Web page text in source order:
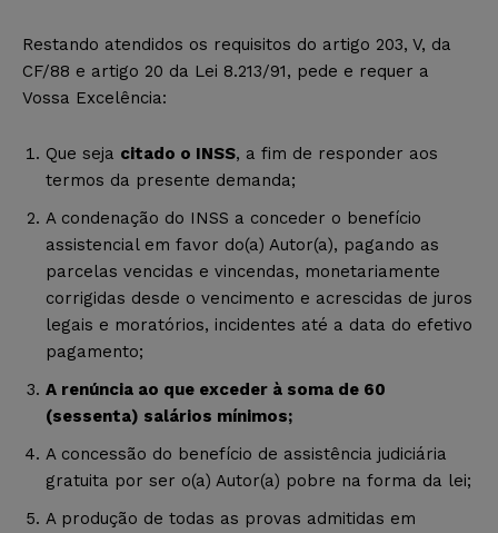
Restando atendidos os requisitos do artigo 203, V, da
CF/88 e artigo 20 da Lei 8.213/91, pede e requer a
Vossa Excelência:
Que seja citado o INSS, a fim de responder aos
termos da presente demanda;
A condenação do INSS a conceder o benefício
assistencial em favor do(a) Autor(a), pagando as
parcelas vencidas e vincendas, monetariamente
corrigidas desde o vencimento e acrescidas de juros
legais e moratórios, incidentes até a data do efetivo
pagamento;
A renúncia ao que exceder à soma de 60
(sessenta) salários mínimos;
A concessão do benefício de assistência judiciária
gratuita por ser o(a) Autor(a) pobre na forma da lei;
A produção de todas as provas admitidas em